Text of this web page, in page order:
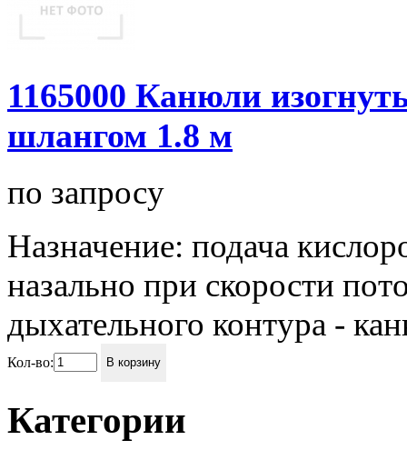
1165000 Канюли
шлангом 1.8 м
по запросу
Назначение: подача
назально при скорости
дыхательного контура -
Кол-во: В корзину
Категории